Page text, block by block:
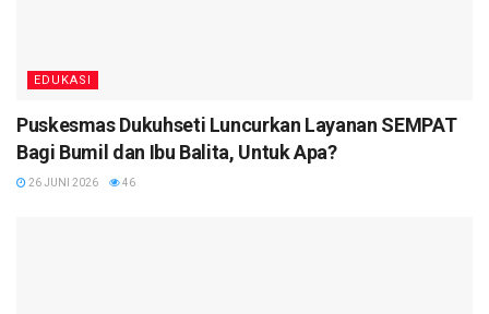
EDUKASI
Puskesmas Dukuhseti Luncurkan Layanan SEMPAT
Bagi Bumil dan Ibu Balita, Untuk Apa?
26 JUNI 2026 46